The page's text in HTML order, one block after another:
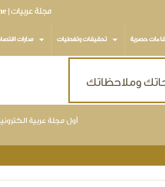
مجلة عربيات | Arabiyat Magazine
مدارات تحقيقات وتغطيات حصرية
أول مجلة عربية